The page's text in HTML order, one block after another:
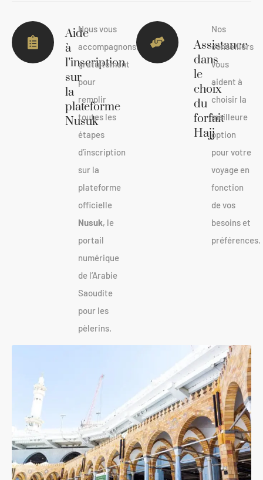
Aide
à
l’inscription
sur
la
plateforme
Nusuk
Nous vous
accompagnons
gratuitement
pour
remplir
toutes les
étapes
d’inscription
sur la
plateforme
officielle
Nusuk, le
portail
numérique
de l’Arabie
Saoudite
pour les
pèlerins.
Assistance
dans
le
choix
du
forfait
Hajj
Nos
conseillers
vous
aident à
choisir la
meilleure
option
pour votre
voyage en
fonction
de vos
besoins et
préférences.